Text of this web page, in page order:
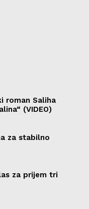
roman Saliha
(VIDEO)
za stabilno
za prijem tri